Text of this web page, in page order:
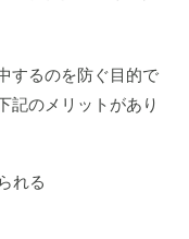
するのを防ぐ目的で
記のメリットがあり
れる